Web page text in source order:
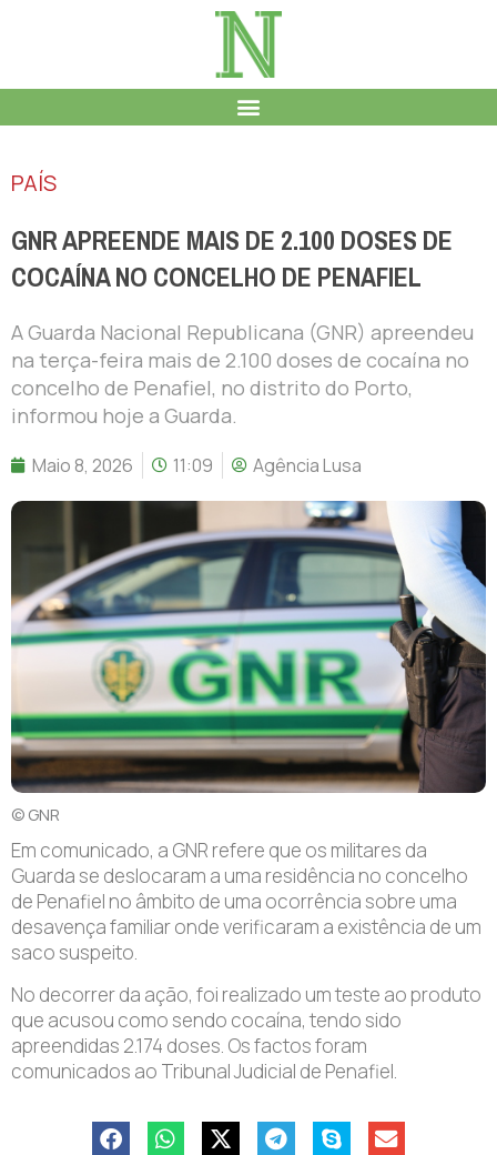
PAÍS
GNR APREENDE MAIS DE 2.100 DOSES DE
COCAÍNA NO CONCELHO DE PENAFIEL
A Guarda Nacional Republicana (GNR) apreendeu
na terça-feira mais de 2.100 doses de cocaína no
concelho de Penafiel, no distrito do Porto,
informou hoje a Guarda.
Maio 8, 2026 11:09 Agência Lusa
© GNR
Em comunicado, a GNR refere que os militares da
Guarda se deslocaram a uma residência no concelho
de Penafiel no âmbito de uma ocorrência sobre uma
desavença familiar onde verificaram a existência de um
saco suspeito.
No decorrer da ação, foi realizado um teste ao produto
que acusou como sendo cocaína, tendo sido
apreendidas 2.174 doses. Os factos foram
comunicados ao Tribunal Judicial de Penafiel.